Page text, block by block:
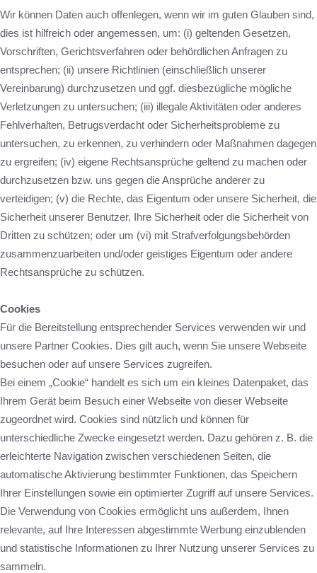
Wir können Daten auch offenlegen, wenn wir im guten Glauben sind,
dies ist hilfreich oder angemessen, um: (i) geltenden Gesetzen,
Vorschriften, Gerichtsverfahren oder behördlichen Anfragen zu
entsprechen; (ii) unsere Richtlinien (einschließlich unserer
Vereinbarung) durchzusetzen und ggf. diesbezügliche mögliche
Verletzungen zu untersuchen; (iii) illegale Aktivitäten oder anderes
Fehlverhalten, Betrugsverdacht oder Sicherheitsprobleme zu
untersuchen, zu erkennen, zu verhindern oder Maßnahmen dagegen
zu ergreifen; (iv) eigene Rechtsansprüche geltend zu machen oder
durchzusetzen bzw. uns gegen die Ansprüche anderer zu
verteidigen; (v) die Rechte, das Eigentum oder unsere Sicherheit, die
Sicherheit unserer Benutzer, Ihre Sicherheit oder die Sicherheit von
Dritten zu schützen; oder um (vi) mit Strafverfolgungsbehörden
zusammenzuarbeiten und/oder geistiges Eigentum oder andere
Rechtsansprüche zu schützen.
Cookies
Für die Bereitstellung entsprechender Services verwenden wir und
unsere Partner Cookies. Dies gilt auch, wenn Sie unsere Webseite
besuchen oder auf unsere Services zugreifen.
Bei einem „Cookie“ handelt es sich um ein kleines Datenpaket, das
Ihrem Gerät beim Besuch einer Webseite von dieser Webseite
zugeordnet wird. Cookies sind nützlich und können für
unterschiedliche Zwecke eingesetzt werden. Dazu gehören z. B. die
erleichterte Navigation zwischen verschiedenen Seiten, die
automatische Aktivierung bestimmter Funktionen, das Speichern
Ihrer Einstellungen sowie ein optimierter Zugriff auf unsere Services.
Die Verwendung von Cookies ermöglicht uns außerdem, Ihnen
relevante, auf Ihre Interessen abgestimmte Werbung einzublenden
und statistische Informationen zu Ihrer Nutzung unserer Services zu
sammeln.